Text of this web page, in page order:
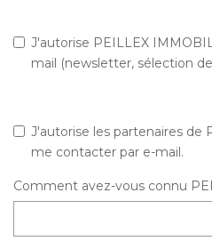
J'autorise PEILLEX
mail (newsletter, sélection
J'autorise les partenaires de
me contacter par e-mail.
Comment avez-vous connu